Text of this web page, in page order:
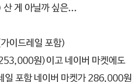
게 아닐까 싶은...
이드레일 포함)
원)이고 네이버 마켓에도
일 포함 네이버 마켓가 286,000원